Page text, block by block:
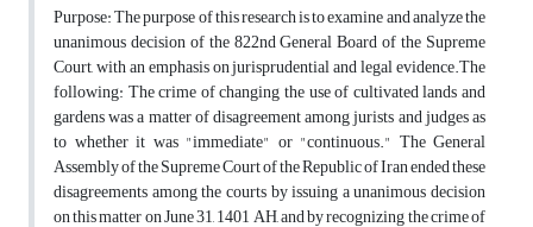
Purpose: The purpose of this research is to examine and analyze the
unanimous decision of the 822nd General Board of the Supreme
Court, with an emphasis on jurisprudential and legal evidence.The
following: The crime of changing the use of cultivated lands and
gardens was a matter of disagreement among jurists and judges as
to whether it was "immediate" or "continuous." The General
Assembly of the Supreme Court of the Republic of Iran ended these
disagreements among the courts by issuing a unanimous decision
on this matter on June 31, 1401 AH, and by recognizing the crime of